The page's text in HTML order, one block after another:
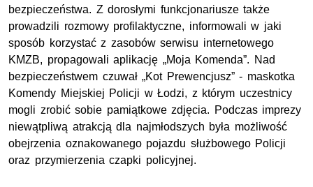
bezpieczeństwa. Z dorosłymi funkcjonariusze także
prowadzili rozmowy profilaktyczne, informowali w jaki
sposób korzystać z zasobów serwisu internetowego
KMZB, propagowali aplikację „Moja Komenda”. Nad
bezpieczeństwem czuwał „Kot Prewencjusz” - maskotka
Komendy Miejskiej Policji w Łodzi, z którym uczestnicy
mogli zrobić sobie pamiątkowe zdjęcia. Podczas imprezy
niewątpliwą atrakcją dla najmłodszych była możliwość
obejrzenia oznakowanego pojazdu służbowego Policji
oraz przymierzenia czapki policyjnej.